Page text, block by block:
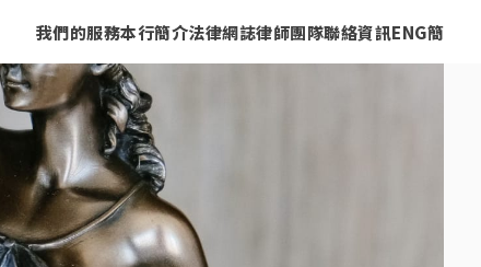
我們的服務本行簡介法律網誌律師團隊聯絡資訊ENG簡